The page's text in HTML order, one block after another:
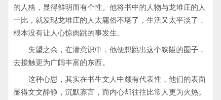
的人格，显得鲜明而有个性。他将书中的人物与龙堆庄的人
一比，就发现龙堆庄的人太庸俗不堪了，生活又太平淡了，
根本没有让人心惊肉跳的事发生。
失望之余，在潜意识中，他便想跳出这个狭隘的圈子，
去接触更为广阔丰富的东西。
这种心思，其实在书生文人中颇有代表性，他们的表面
显得文文静静，沉默寡言，而内心却往往比常人更为火热。